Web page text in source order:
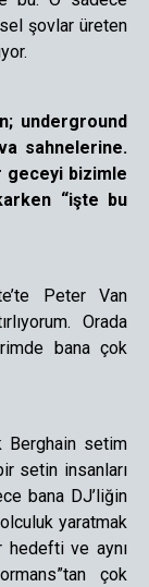
şovlar üreten
underground
sahnelerine.
geceyi bizimle
“işte bu
Peter Van
Orada
bana çok
Berghain setim
setin insanları
bana DJ’liğin
yaratmak
hedefti ve aynı
çok